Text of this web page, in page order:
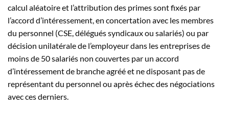
calcul aléatoire et l’attribution des primes sont fixés par
l’accord d’intéressement, en concertation avec les membres
du personnel (CSE, délégués syndicaux ou salariés) ou par
décision unilatérale de l’employeur dans les entreprises de
moins de 50 salariés non couvertes par un accord
d’intéressement de branche agréé et ne disposant pas de
représentant du personnel ou après échec des négociations
avec ces derniers.